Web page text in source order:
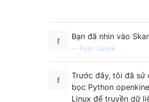
Bạn đã nhìn vào
— Ryan Carlyle
Trước đây, tôi đã sử
bọc Python
Linux để truyền dữ